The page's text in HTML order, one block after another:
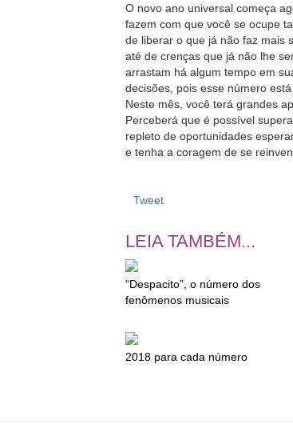
O novo ano universal começa
fazem com que você se ocupe
de liberar o que já não faz mais
até de crenças que já não lhe
arrastam há algum tempo em
decisões, pois esse número
Neste mês, você terá grandes
Perceberá que é possível
repleto de oportunidades
e tenha a coragem de se
Tweet
LEIA TAMBÉM...
“Despacito”, o número dos
fenômenos musicais
2018 para cada número